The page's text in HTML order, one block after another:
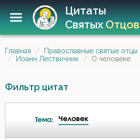
Цитаты
СвятыхОтцов
Главная
Православные святые отцы
Иоанн Лествичник
О человеке
Фильтр цитат
Тема: Человек